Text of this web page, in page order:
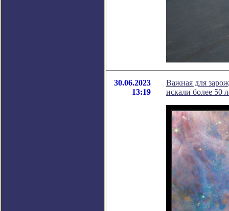
30.06.2023
13:19
Важная для
искали более 50